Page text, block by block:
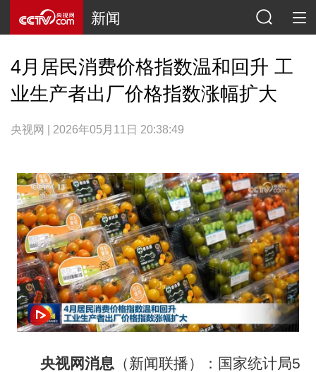
新闻
4月居民消费价格指数温和回升 工
业生产者出厂价格指数涨幅扩大
央视网 | 2026年05月11日 20:38:49
央视网消息 （新闻联播）：国家统计局5